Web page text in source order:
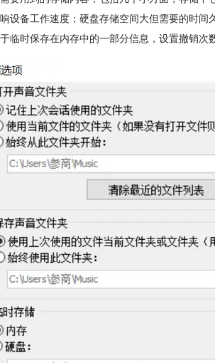
设备工作速度；硬盘存储空间大但需要的时间
临时保存在内存中的一部分信息，设置撤销次